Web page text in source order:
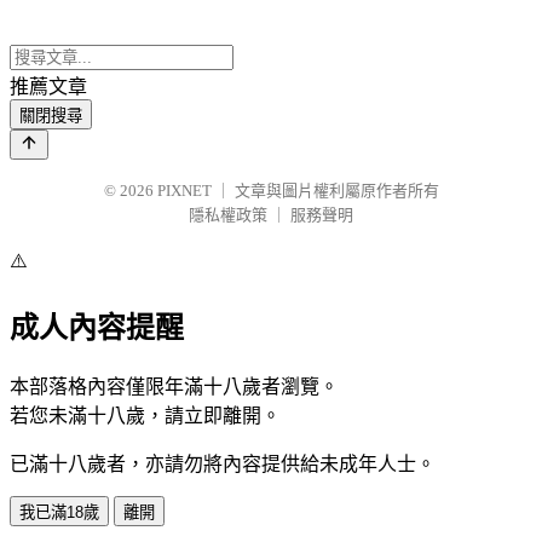
推薦文章
關閉搜尋
© 2026 PIXNET
文章與圖片權利屬原作者所有
隱私權政策
服務聲明
⚠️
成人內容提醒
本部落格內容僅限年滿十八歲者瀏覽。
若您未滿十八歲，請立即離開。
已滿十八歲者，亦請勿將內容提供給未成年人士。
我已滿18歲 離開